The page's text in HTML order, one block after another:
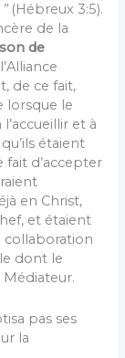
(Hébreux 3:5).
de la
de
de ce fait,
lorsque le
et à
étaient
fait d’accepter
en Christ,
et étaient
collaboration
dont le
pas ses
la